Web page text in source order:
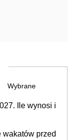
Wybrane
Ile wynosi i
wakatów przed